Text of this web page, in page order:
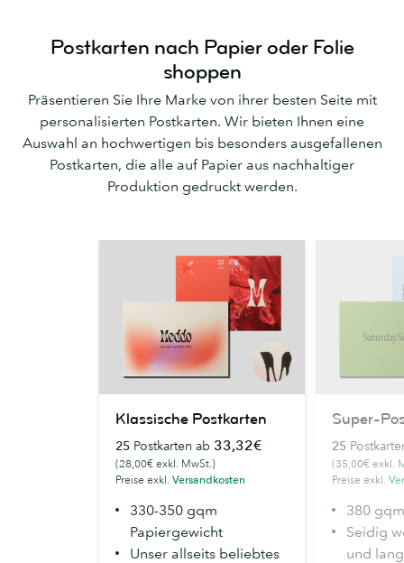
Postkarten nach Papier oder Folie
shoppen
Präsentieren Sie Ihre Marke von ihrer besten Seite mit
personalisierten Postkarten. Wir bieten Ihnen eine
Auswahl an hochwertigen bis besonders ausgefallenen
Postkarten, die alle auf Papier aus nachhaltiger
Produktion gedruckt werden.
Postkarten
Klassische Postkarten
25 Postkarten ab 33,32€
(28,00€ exkl. MwSt.)
Preise exkl. Versandkosten
330-350 gqm
Papiergewicht
Unser allseits beliebtes
Postkarten
Super-
25
(35,00€ exkl.
Preise exkl.
380
Seidig
und